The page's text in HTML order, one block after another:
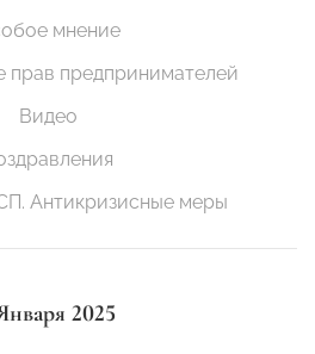
мнение
прав предпринимателей
Видео
Антикризисные меры
2025